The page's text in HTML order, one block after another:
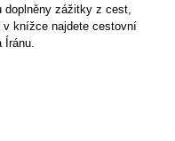
doplněny zážitky z cest,
knížce najdete cestovní
Íránu.